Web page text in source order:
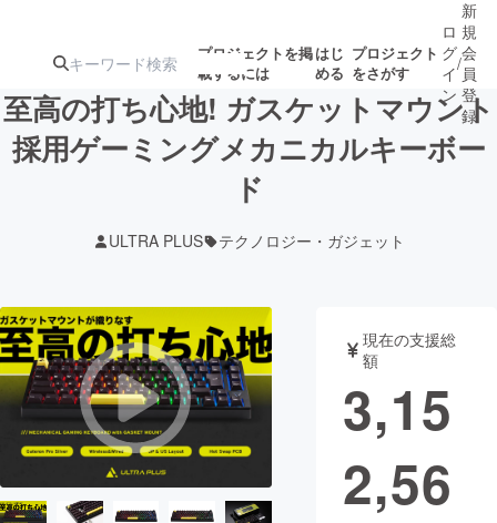
プロジェクトを掲
載するには
はじ
める
プロジェクト
をさがす
注目の新着プロ
テクノロジー・ガジェット
映像・映画 書籍・雑誌
ビジネス・起業 チャレンジ
ロ
グ
イ
ン
/
新
規
会
員
登
録
至高の打ち心地! ガスケットマウント
採用ゲーミングメカニカルキーボー
ド
ULTRA PLUS テクノロジー・ガジェット
現在の支援総
額
3,15
2,56